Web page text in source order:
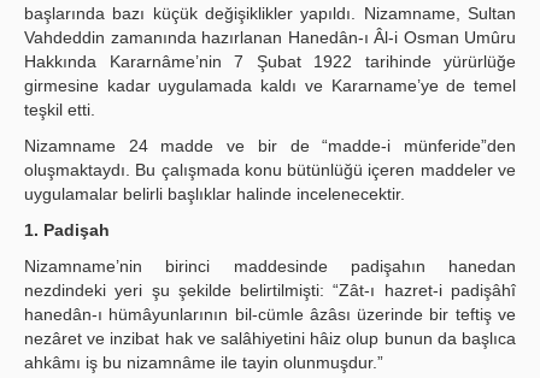
başlarında bazı küçük değişiklikler yapıldı. Nizamname, Sultan
Vahdeddin zamanında hazırlanan Hanedân-ı Âl-i Osman Umûru
Hakkında Kararnâme’nin 7 Şubat 1922 tarihinde yürürlüğe
girmesine kadar uygulamada kaldı ve Kararname’ye de temel
teşkil etti.
Nizamname 24 madde ve bir de “madde-i münferide”den
oluşmaktaydı. Bu çalışmada konu bütünlüğü içeren maddeler ve
uygulamalar belirli başlıklar halinde incelenecektir.
1. Padişah
Nizamname’nin birinci maddesinde padişahın hanedan
nezdindeki yeri şu şekilde belirtilmişti: “Zât-ı hazret-i padişâhî
hanedân-ı hümâyunlarının bil-cümle âzâsı üzerinde bir teftiş ve
nezâret ve inzibat hak ve salâhiyetini hâiz olup bunun da başlıca
ahkâmı iş bu nizamnâme ile tayin olunmuşdur.”